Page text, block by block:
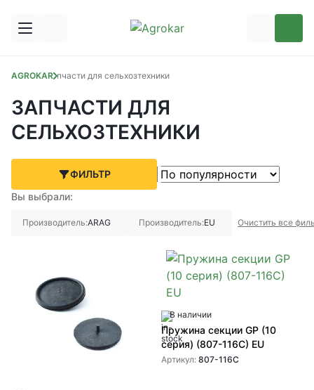
AGROKARЗапчасти для сельхозтехники
ЗАПЧАСТИ ДЛЯ
СЕЛЬХОЗТЕХНИКИ
ФИЛЬТР
Вы выбрали:
Производитель:ARAG Производитель:EU Очистить все
В наличии
Пружина секции GP (10
серия) (807-116C) EU
Артикул: 807-116C